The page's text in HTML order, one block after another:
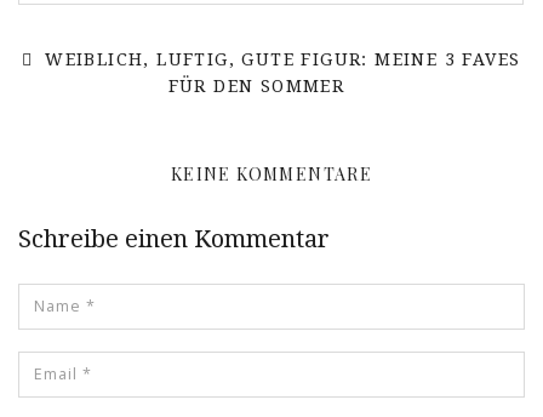
WEIBLICH, LUFTIG, GUTE FIGUR: MEINE 3 FAVES
FÜR DEN SOMMER
KEINE KOMMENTARE
Schreibe einen Kommentar